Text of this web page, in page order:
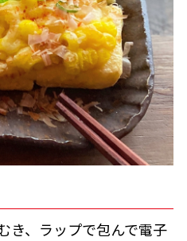
き、ラップで包んで電子